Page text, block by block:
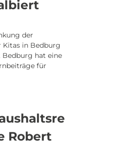
der
Kitas in Bedburg
Bedburg hat eine
für
Robert